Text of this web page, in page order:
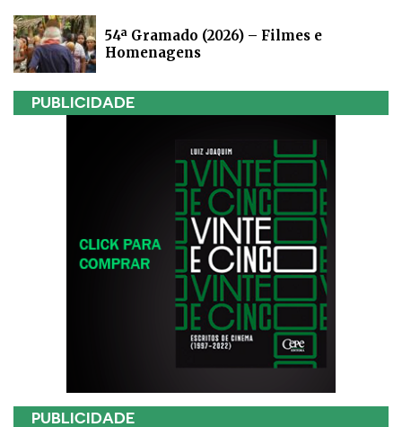
54ª Gramado (2026) – Filmes e
Homenagens
PUBLICIDADE
PUBLICIDADE